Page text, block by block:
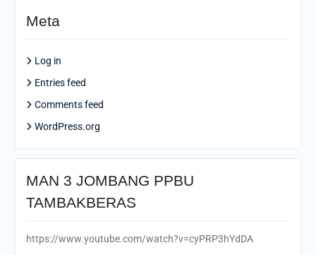
Meta
Log in
Entries feed
Comments feed
WordPress.org
MAN 3 JOMBANG PPBU
TAMBAKBERAS
https://www.youtube.com/watch?v=cyPRP3hYdDA